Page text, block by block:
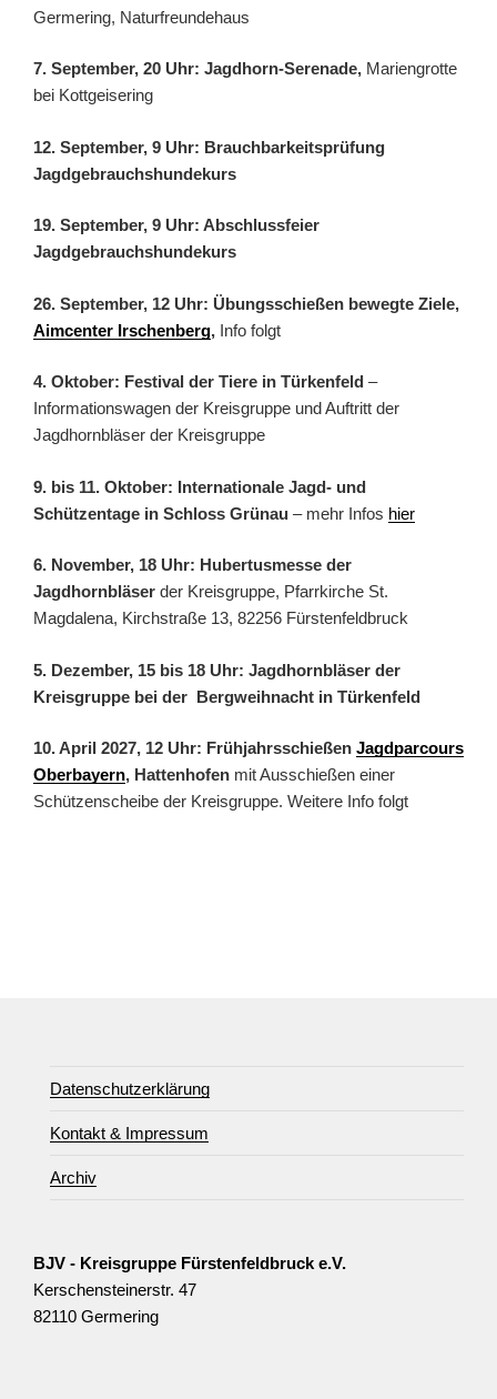
Germering, Naturfreundehaus
7. September, 20 Uhr: Jagdhorn-Serenade, Mariengrotte
bei Kottgeisering
12. September, 9 Uhr: Brauchbarkeitsprüfung
Jagdgebrauchshundekurs
19. September, 9 Uhr: Abschlussfeier
Jagdgebrauchshundekurs
26. September, 12 Uhr: Übungsschießen bewegte Ziele,
Aimcenter Irschenberg, Info folgt
4. Oktober: Festival der Tiere in Türkenfeld –
Informationswagen der Kreisgruppe und Auftritt der
Jagdhornbläser der Kreisgruppe
9. bis 11. Oktober: Internationale Jagd- und
Schützentage in Schloss Grünau – mehr Infos hier
6. November, 18 Uhr: Hubertusmesse der
Jagdhornbläser der Kreisgruppe, Pfarrkirche St.
Magdalena, Kirchstraße 13, 82256 Fürstenfeldbruck
5. Dezember, 15 bis 18 Uhr: Jagdhornbläser der
Kreisgruppe bei der Bergweihnacht in Türkenfeld
10. April 2027, 12 Uhr: Frühjahrsschießen Jagdparcours
Oberbayern, Hattenhofen mit Ausschießen einer
Schützenscheibe der Kreisgruppe. Weitere Info folgt
Datenschutzerklärung
Kontakt & Impressum
Archiv
BJV - Kreisgruppe Fürstenfeldbruck e.V.
Kerschensteinerstr. 47
82110 Germering